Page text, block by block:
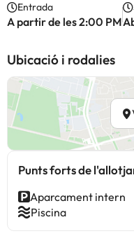
Entrada
A partir de les 2:00 PM
Ubicació i rodalies
Punts forts de
Aparcament intern
Piscina